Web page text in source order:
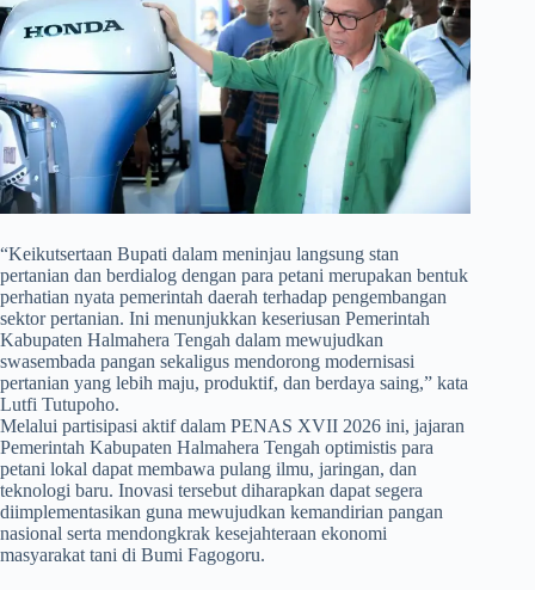
​“Keikutsertaan Bupati dalam meninjau langsung stan
pertanian dan berdialog dengan para petani merupakan bentuk
perhatian nyata pemerintah daerah terhadap pengembangan
sektor pertanian. Ini menunjukkan keseriusan Pemerintah
Kabupaten Halmahera Tengah dalam mewujudkan
swasembada pangan sekaligus mendorong modernisasi
pertanian yang lebih maju, produktif, dan berdaya saing,” kata
Lutfi Tutupoho.
Melalui partisipasi aktif dalam PENAS XVII 2026 ini, jajaran
Pemerintah Kabupaten Halmahera Tengah optimistis para
petani lokal dapat membawa pulang ilmu, jaringan, dan
teknologi baru. Inovasi tersebut diharapkan dapat segera
diimplementasikan guna mewujudkan kemandirian pangan
nasional serta mendongkrak kesejahteraan ekonomi
masyarakat tani di Bumi Fagogoru.